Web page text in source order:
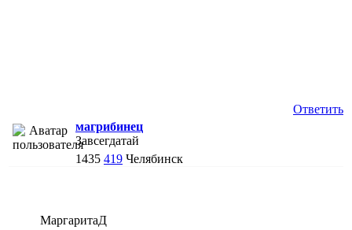
Ответить
магрибинец
Завсегдатай
1435 419 Челябинск
МаргаритаД